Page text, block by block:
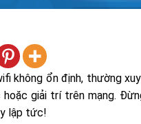
không ổn định, thường
giải trí trên mạng.
lập tức!